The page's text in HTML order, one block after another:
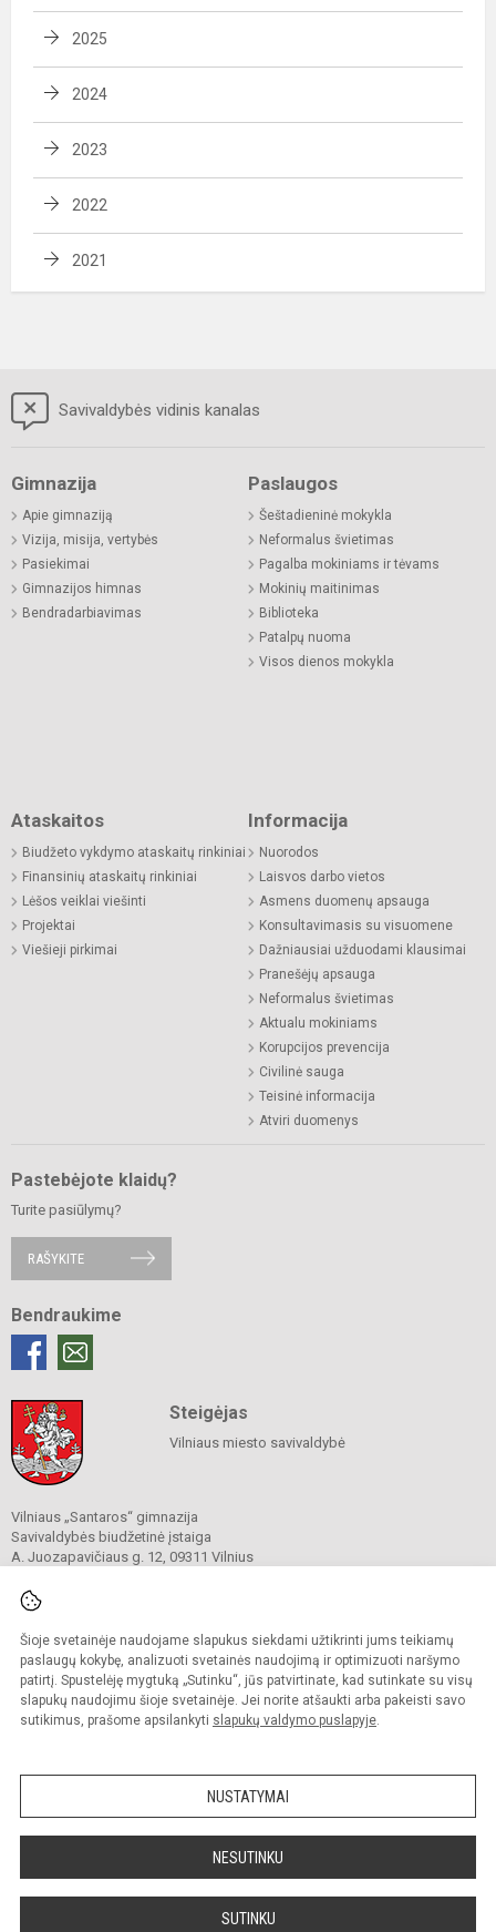
Šioje svetainėje naudojame slapukus siekdami užtikrinti jums teikiamų
paslaugų kokybę, analizuoti svetainės naudojimą ir optimizuoti naršymo
patirtį. Spustelėję mygtuką „Sutinku“, jūs patvirtinate, kad sutinkate su visų
slapukų naudojimu šioje svetainėje. Jei norite atšaukti arba pakeisti savo
sutikimus, prašome apsilankyti slapukų valdymo puslapyje.
NUSTATYMAI
NESUTINKU
SUTINKU
2025
2024
2023
2022
2021
Savivaldybės vidinis kanalas
Gimnazija
Apie gimnaziją
Vizija, misija, vertybės
Pasiekimai
Gimnazijos himnas
Bendradarbiavimas
Paslaugos
Šeštadieninė mokykla
Neformalus švietimas
Pagalba mokiniams ir tėvams
Mokinių maitinimas
Biblioteka
Patalpų nuoma
Visos dienos mokykla
Ataskaitos
Biudžeto vykdymo ataskaitų rinkiniai
Finansinių ataskaitų rinkiniai
Lėšos veiklai viešinti
Projektai
Viešieji pirkimai
Informacija
Nuorodos
Laisvos darbo vietos
Asmens duomenų apsauga
Konsultavimasis su visuomene
Dažniausiai užduodami klausimai
Pranešėjų apsauga
Neformalus švietimas
Aktualu mokiniams
Korupcijos prevencija
Civilinė sauga
Teisinė informacija
Atviri duomenys
Pastebėjote klaidų?
Turite pasiūlymų?
RAŠYKITE
Bendraukime
Steigėjas
Vilniaus miesto savivaldybė
Vilniaus „Santaros“ gimnazija
Savivaldybės biudžetinė įstaiga
A. Juozapavičiaus g. 12, 09311 Vilnius
El. p.
Duomenys kaupiami ir saugomi
Juridinių asmenų registre
Įmonės kodas 304089960
Kopijuoti turinį be raštiško gimnazijos sutikimo griežtai draudžiama.
Prieinamumo paraiška Slapukų politika
Sumanus būdas atnaujinti
svetainę